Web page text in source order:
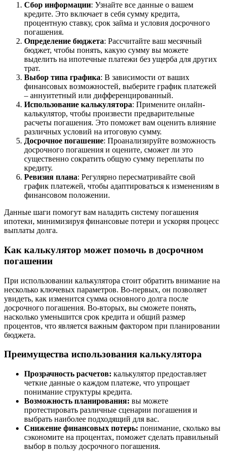
Сбор информации: Узнайте все данные о вашем
кредите. Это включает в себя сумму кредита,
процентную ставку, срок займа и условия досрочного
погашения.
Определение бюджета: Рассчитайте ваш месячный
бюджет, чтобы понять, какую сумму вы можете
выделить на ипотечные платежи без ущерба для других
трат.
Выбор типа графика: В зависимости от ваших
финансовых возможностей, выберите график платежей
– аннуитетный или дифференцированный.
Использование калькулятора: Примените онлайн-
калькулятор, чтобы произвести предварительные
расчеты погашения. Это поможет вам оценить влияние
различных условий на итоговую сумму.
Досрочное погашение: Проанализируйте возможность
досрочного погашения и оцените, сможет ли это
существенно сократить общую сумму переплаты по
кредиту.
Ревизия плана: Регулярно пересматривайте свой
график платежей, чтобы адаптироваться к изменениям в
финансовом положении.
Данные шаги помогут вам наладить систему погашения
ипотеки, минимизируя финансовые потери и ускоряя процесс
выплаты долга.
Как калькулятор может помочь в досрочном
погашении
При использовании калькулятора стоит обратить внимание на
несколько ключевых параметров. Во-первых, он позволяет
увидеть, как изменится сумма основного долга после
досрочного погашения. Во-вторых, вы сможете понять,
насколько уменьшится срок кредита и общий размер
процентов, что является важным фактором при планировании
бюджета.
Преимущества использования калькулятора
Прозрачность расчетов: калькулятор предоставляет
четкие данные о каждом платеже, что упрощает
понимание структуры кредита.
Возможность планирования: вы можете
протестировать различные сценарии погашения и
выбрать наиболее подходящий для вас.
Снижение финансовых потерь: понимание, сколько вы
сэкономите на процентах, поможет сделать правильный
выбор в пользу досрочного погашения.